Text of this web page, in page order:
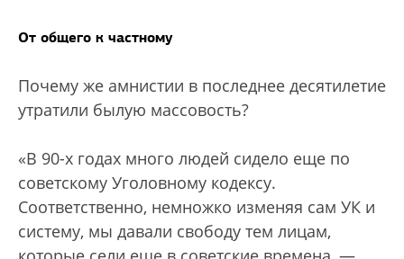
От общего к частному
Почему же амнистии в последнее десятилетие
утратили былую массовость?
«В 90-х годах много людей сидело еще по
советскому Уголовному кодексу.
Соответственно, немножко изменяя сам УК и
систему, мы давали свободу тем лицам,